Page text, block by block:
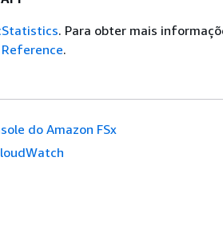
. Para obter mais
.
do Amazon FSx